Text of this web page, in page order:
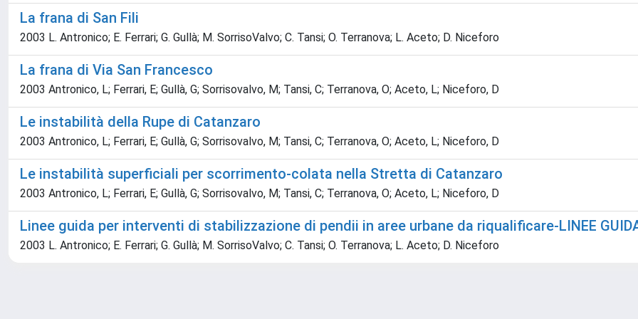
La frana di San Fili
2003 L. Antronico; E. Ferrari; G. Gullà; M. SorrisoValvo; C. Tansi; O. Terranova; L. Aceto; D. Niceforo
La frana di Via San Francesco
2003 Antronico, L; Ferrari, E; Gullà, G; Sorrisovalvo, M; Tansi, C; Terranova, O; Aceto, L; Niceforo, D
Le instabilità della Rupe di Catanzaro
2003 Antronico, L; Ferrari, E; Gullà, G; Sorrisovalvo, M; Tansi, C; Terranova, O; Aceto, L; Niceforo, D
Le instabilità superficiali per scorrimento-colata nella Stretta di Catanzaro
2003 Antronico, L; Ferrari, E; Gullà, G; Sorrisovalvo, M; Tansi, C; Terranova, O; Aceto, L; Niceforo, D
Linee guida per interventi di stabilizzazione di pendii in aree urbane da riqualificare-LINEE
2003 L. Antronico; E. Ferrari; G. Gullà; M. SorrisoValvo; C. Tansi; O. Terranova; L. Aceto; D. Niceforo